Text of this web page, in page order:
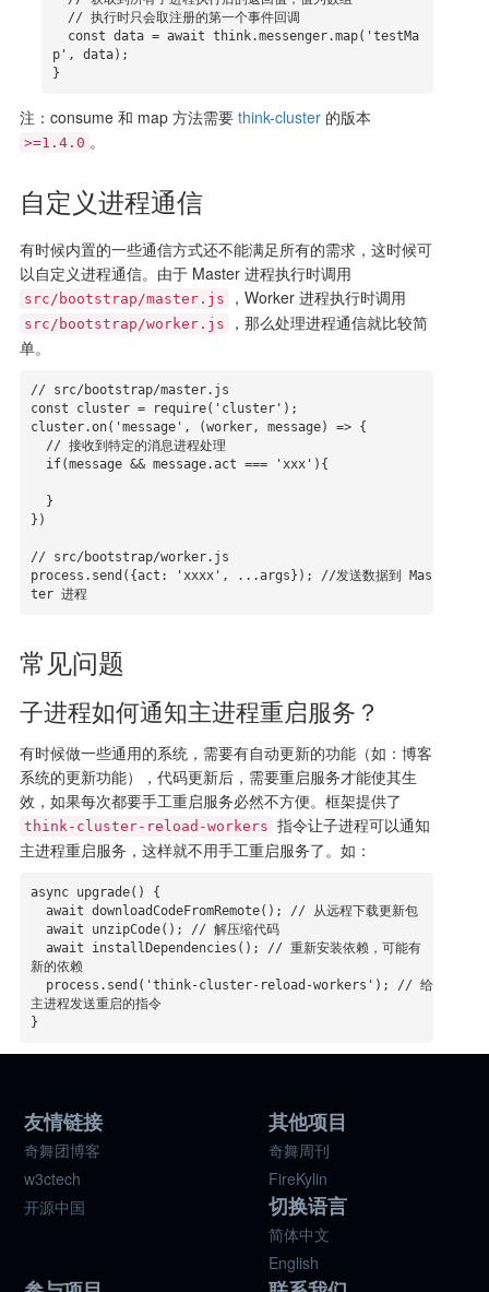
p', data);
}
注：consume 和 map 方法需要 think-cluster的版本
>=1.4.0 。
自定义进程通信
有时候内置的一些通信方式还不能满足所有的需求，这时候可
以自定义进程通信。由于 Master 进程执行时调用
src/bootstrap/master.js ，Worker 进程执行时调用
src/bootstrap/worker.js
，那么处理进程通信就比较简
单。
// src/bootstrap/master.js
const cluster = require('cluster');
cluster.on('message', (worker, message) => {
})
// src/bootstrap/worker.js
process.send({act: 'xxxx', ...args}); //发送数据到 Mas
常见问题
子进程如何通知主进程重启服务？
有时候做一些通用的系统，需要有自动更新的功能（如：博客
系统的更新功能），代码更新后，需要重启服务才能使其生
效，如果每次都要手工重启服务必然不方便。框架提供了
think-cluster-reload-workers 指令让子进程可以通知
主进程重启服务，这样就不用手工重启服务了。如：
async upgrade() {
新的依赖
主进程发送重启的指令
}
友情链接
奇舞团博客
w3ctech
开源中国
其他项目
奇舞周刊
FireKylin
切换语言
简体中文
English